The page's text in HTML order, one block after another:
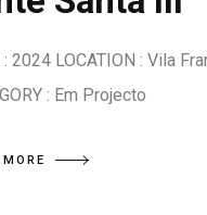
: 2024 LOCATION : Vila
: Em Projecto